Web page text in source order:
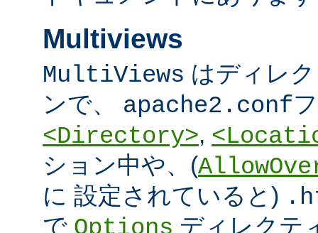
Multiviews
MultiViews はディレ
ンで、 apache2.conf
<Directory>,
ション中や、(
に 設定されていると)
で
ディレクテ